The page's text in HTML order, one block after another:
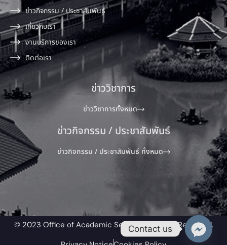
ข่าวกิจกรรม / ประชาสัมพันธ์
เกี่ยวกับเรา
งานบริการของเรา
ติดต่อเรา
ข่าววิชาการ
ข่าววิชาการทั้งหมด
ข่าวกิจกรรม / ประชาสัมพันธ์
ข่าวกิจกรรม / ประชาสัมพันธ์ ทั้งหมด
© 2023 Office of Academic Service All Rights Reserved.​
Contact us